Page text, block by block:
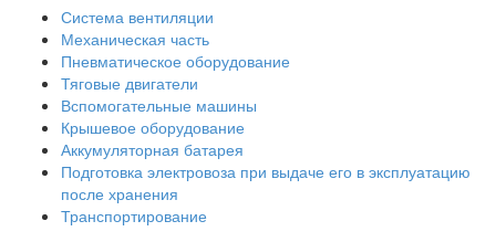
Система вентиляции
Механическая часть
Пневматическое оборудование
Тяговые двигатели
Вспомогательные машины
Крышевое оборудование
Аккумуляторная батарея
Подготовка электровоза при выдаче его в эксплуатацию
после хранения
Транспортирование